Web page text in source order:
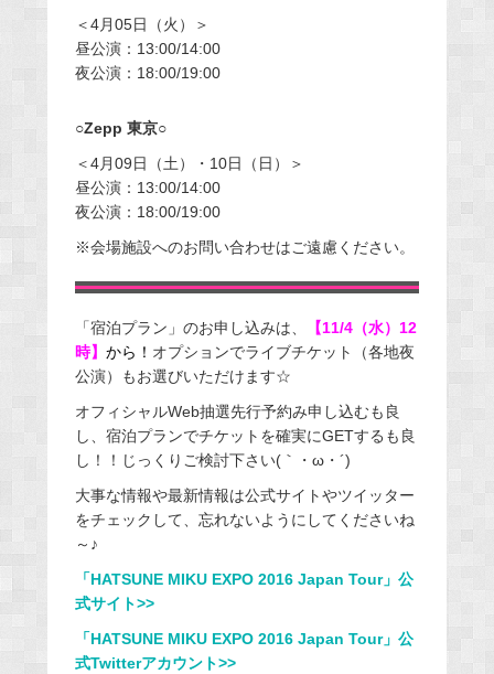
＜4月05日（火）＞
昼公演：13:00/14:00
夜公演：18:00/19:00
○Zepp 東京○
＜4月09日（土）・10日（日）＞
昼公演：13:00/14:00
夜公演：18:00/19:00
※会場施設へのお問い合わせはご遠慮ください。
「宿泊プラン」のお申し込みは、
【11/4（水）12
時】 から！ オプションでライブチケット（各地夜
公演）
もお選びいただけます☆
オフィシャルWeb抽選先行予約み申し込むも良
し、宿泊プランでチケットを確実にGETするも良
し！！じっくりご検討下さい(｀・ω・´)
大事な情報や最新情報は公式サイトやツイッター
をチェックして、忘れないようにしてくださいね
～♪
「HATSUNE MIKU EXPO 2016 Japan Tour」公
式サイト>>
「HATSUNE MIKU EXPO 2016 Japan Tour」公
式Twitterアカウント>>